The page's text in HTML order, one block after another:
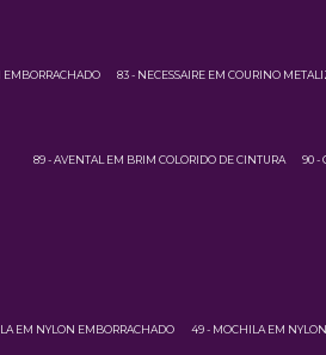
EMBORRACHADO 83 - NECESSAIRE EM COURINO
89 - AVENTAL EM BRIM COLORIDO DE CINTURA 90 -
EM NYLON EMBORRACHADO 49 - MOCHILA EM